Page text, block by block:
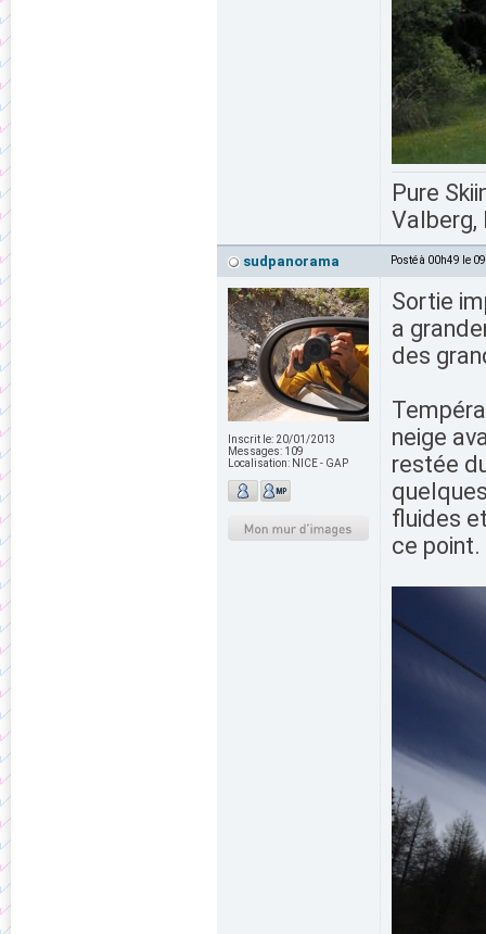
Pure
Valberg,
sudpanorama Posté à 00h49 le
Inscrit le: 20/01/2013
Messages: 109
Localisation: NICE - GAP
Sortie
a
des
neige
restée
fluides
ce point.